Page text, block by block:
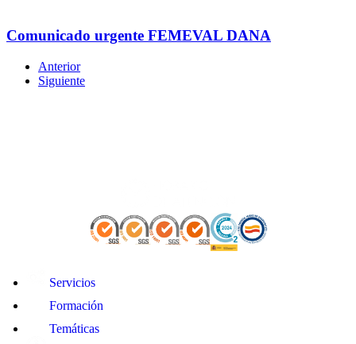
Comunicado urgente FEMEVAL DANA
Anterior
Siguiente
Servicios
Formación
Temáticas